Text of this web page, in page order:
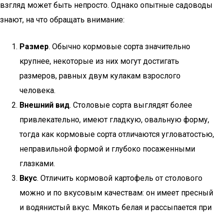
взгляд может быть непросто. Однако опытные садоводы
знают, на что обращать внимание:
Размер. Обычно кормовые сорта значительно
крупнее, некоторые из них могут достигать
размеров, равных двум кулакам взрослого
человека.
Внешний вид. Столовые сорта выглядят более
привлекательно, имеют гладкую, овальную форму,
тогда как кормовые сорта отличаются угловатостью,
неправильной формой и глубоко посаженными
глазками.
Вкус. Отличить кормовой картофель от столового
можно и по вкусовым качествам: он имеет пресный
и водянистый вкус. Мякоть белая и рассыпается при